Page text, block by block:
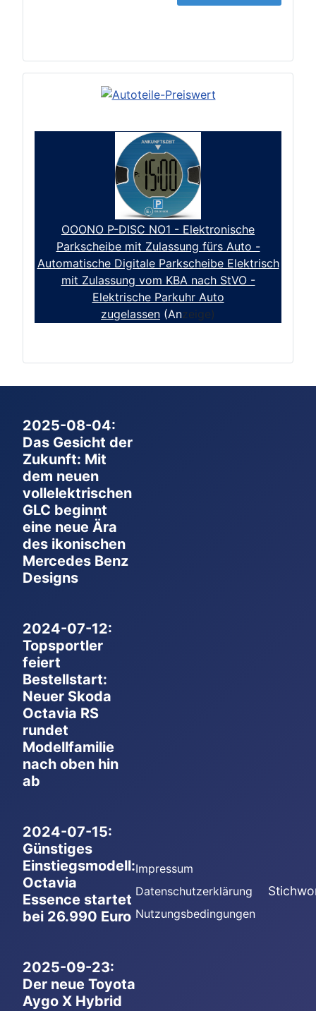
OOONO P-DISC NO1 - Elektronische
Parkscheibe mit Zulassung fürs Auto -
Automatische Digitale Parkscheibe Elektrisch
mit Zulassung vom KBA nach StVO -
Elektrische Parkuhr Auto
zugelassen (Anzeige)
2025-08-04:
Das Gesicht der
Zukunft: Mit
dem neuen
vollelektrischen
GLC beginnt
eine neue Ära
des ikonischen
Mercedes Benz
Designs
2024-07-12:
Topsportler
feiert
Bestellstart:
Neuer Skoda
Octavia RS
rundet
Modellfamilie
nach oben hin
ab
2024-07-15:
Günstiges
Einstiegsmodell:
Octavia
Essence startet
bei 26.990 Euro
2025-09-23:
Der neue Toyota
Aygo X Hybrid
Impressum
Datenschutzerklärung
Nutzungsbedingungen